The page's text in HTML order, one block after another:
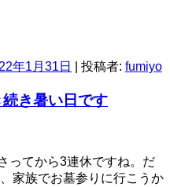
年1月31日 投稿者: fumiyo
き暑い日です
ってから3連休ですね。だ
家族でお墓参りに行こうか